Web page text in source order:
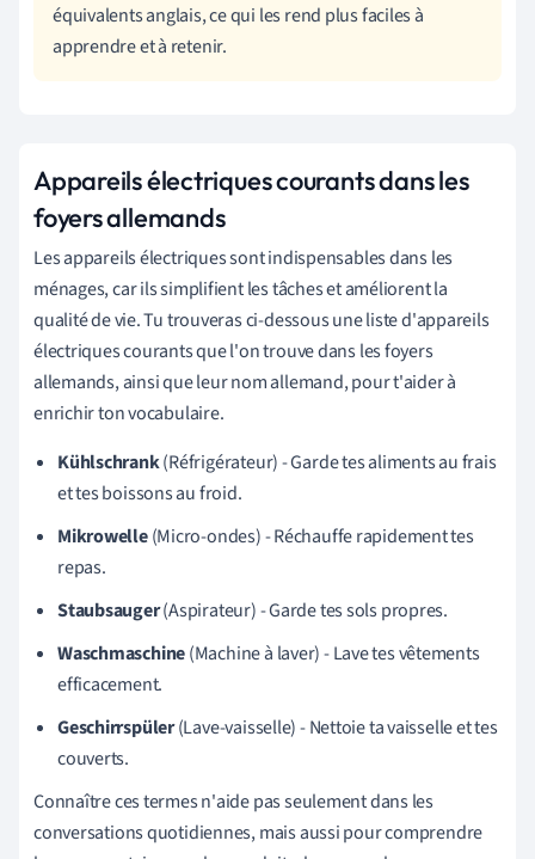
équivalents anglais, ce qui les rend plus faciles à
apprendre et à retenir.
Appareils électriques courants dans les
foyers allemands
Les appareils électriques sont indispensables dans les
ménages, car ils simplifient les tâches et améliorent la
qualité de vie. Tu trouveras ci-dessous une liste d'appareils
électriques courants que l'on trouve dans les foyers
allemands, ainsi que leur nom allemand, pour t'aider à
enrichir ton vocabulaire.
Kühlschrank(Réfrigérateur) - Garde tes aliments au frais
et tes boissons au froid.
Mikrowelle(Micro-ondes) - Réchauffe rapidement tes
repas.
Staubsauger(Aspirateur) - Garde tes sols propres.
Waschmaschine(Machine à laver) - Lave tes vêtements
efficacement.
Geschirrspüler(Lave-vaisselle) - Nettoie ta vaisselle et tes
couverts.
Connaître ces termes n'aide pas seulement dans les
conversations quotidiennes, mais aussi pour comprendre